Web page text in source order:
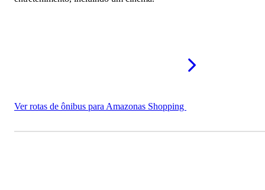
Ver rotas de ônibus para Amazonas Shopping